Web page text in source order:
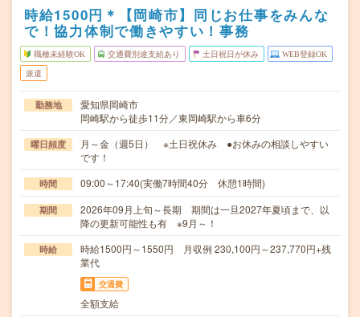
時給1500円＊【岡崎市】同じお仕事をみんな
で！協力体制で働きやすい！事務
職種未経験OK 交通費別途支給あり 土日祝日が休み WEB登録OK
派遣
勤務地
愛知県岡崎市
岡崎駅から徒歩11分／東岡崎駅から車6分
曜日頻度
月～金（週5日） ※土日祝休み ●お休みの相談しやすい
です！
時間 09:00～17:40(実働7時間40分 休憩1時間)
期間
2026年09月上旬～長期 期間は一旦2027年夏頃まで、以
降の更新可能性も有 ※9月～！
時給
時給1500円～1550円 月収例 230,100円～237,770円+残
業代
交通費
全額支給